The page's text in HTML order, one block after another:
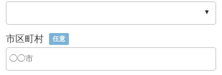
市区町村 任意